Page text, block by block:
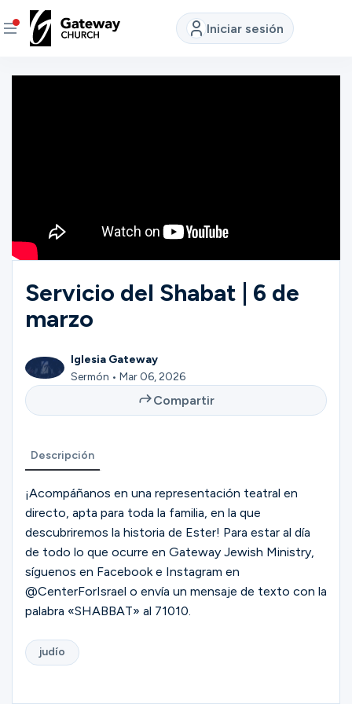
Iniciar sesión
DESCUBRE
Conectar
Ministerios
Dar
Español
Servicio del Shabat | 6 de
marzo
Iglesia Gateway
Sermón • Mar 06, 2026
Compartir
Descripción
¡Acompáñanos en una representación teatral en
directo, apta para toda la familia, en la que
descubriremos la historia de Ester! Para estar al día
de todo lo que ocurre en Gateway Jewish Ministry,
síguenos en Facebook e Instagram en
@CenterForIsrael o envía un mensaje de texto con la
palabra «SHABBAT» al 71010.
judío